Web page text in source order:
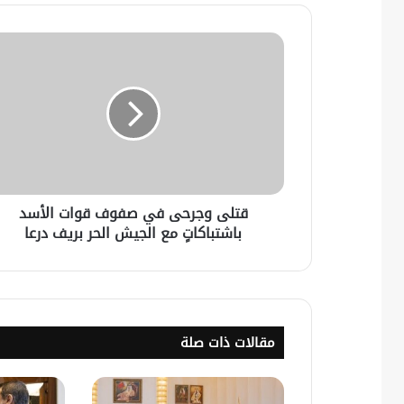
قتلى وجرحى في صفوف قوات الأسد
باشتباكاتٍ مع الجيش الحر بريف درعا
مقالات ذات صلة